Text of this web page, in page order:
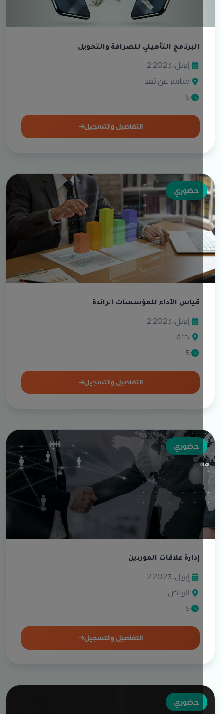
البرنامج التأهيلي للصرافة والتحويل
2 إبريل، 2023
مباشر عن بُعد
التفاصيل والتسجيل
حضوري
قياس الآداء للمؤسسات الرائدة
2 إبريل، 2023
جدة
التفاصيل والتسجيل
حضوري
إدارة علاقات الموردين
2 إبريل، 2023
الرياض
التفاصيل والتسجيل
حضوري